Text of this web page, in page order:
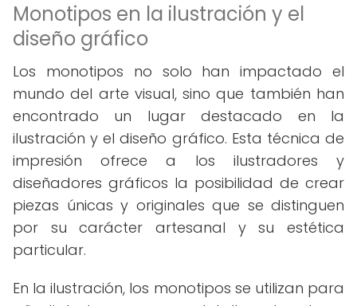
Monotipos en la ilustración y el
diseño gráfico
Los monotipos no solo han impactado el
mundo del arte visual, sino que también han
encontrado un lugar destacado en la
ilustración y el diseño gráfico. Esta técnica de
impresión ofrece a los ilustradores y
diseñadores gráficos la posibilidad de crear
piezas únicas y originales que se distinguen
por su carácter artesanal y su estética
particular.
En la ilustración, los monotipos se utilizan para